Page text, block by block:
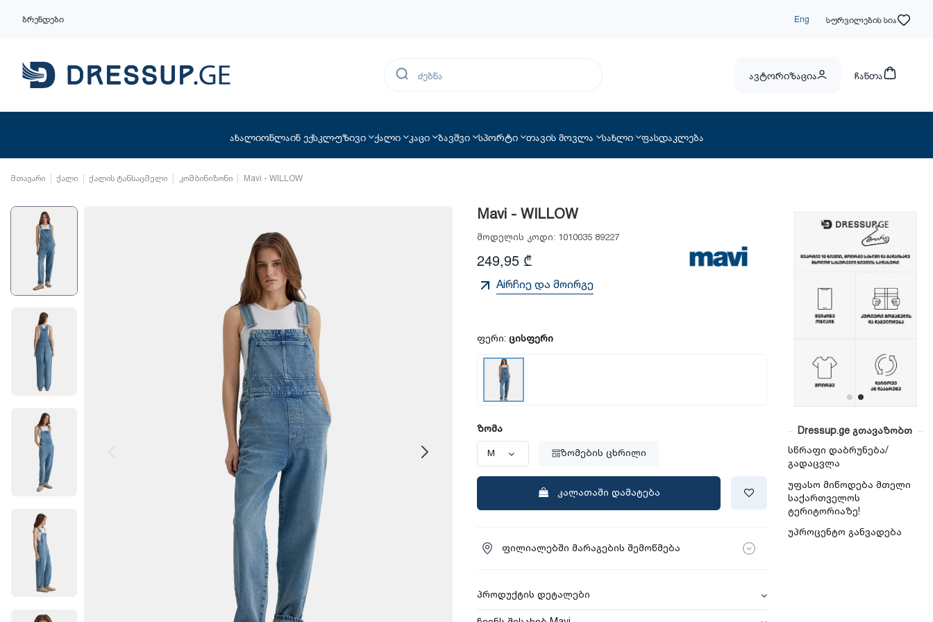
ბრენდები Eng სურვილების სია
ავტორიზაცია ჩანთა
ახალიონლაინ ექსკლუზივი ქალი კაცი ბავშვი სპორტი თავის მოვლა სახლი ფასდაკლება
მთავარი ქალი ქალის ტანსაცმელი კომბინიზონი Mavi - WILLOW
Mavi - WILLOW
მოდელის კოდი: 1010035 89227
249,95 ₾
Aiრჩიე და მოირგე
ფერი: ცისფერი
ზომა
ზომების ცხრილი
კალათაში დამატება
ფილიალებში მარაგების შემოწმება
პროდუქტის დეტალები
Dressup.ge გთავაზობთ
სწრაფი დაბრუნება/
გადაცვლა
უფასო მიწოდება მთელი
საქართველოს
ტერიტორიაზე!
უპროცენტო განვადება